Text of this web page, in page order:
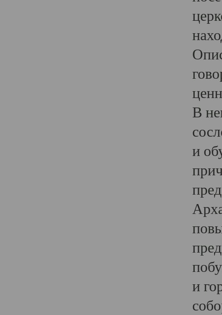
В
и
и